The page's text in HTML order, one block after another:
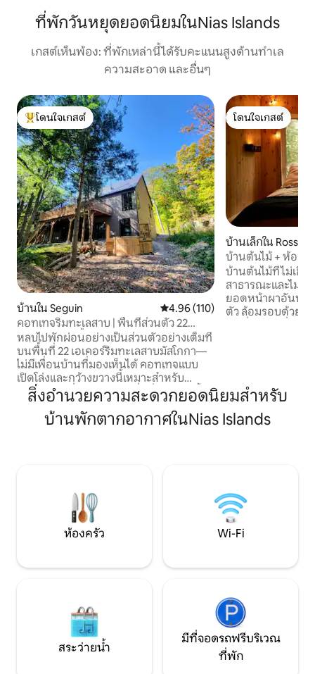
ที่พักวันหยุดยอดนิยมในNias Islands
เกสต์เห็นพ้อง: ที่พักเหล่านี้ได้รับคะแนนสูงด้านทำเล
ความสะอาด และอื่นๆ
โดนใจเกสต์ที่สุด
โดนใจเกสต์
บ้านใน Seguin คะแนนเฉลี่ย 4.96 จาก 5, 110 รีวิว
4.96 (110)
คอทเทจริมทะเลสาบ | พื้นที่ส่วนตัว 22
เอเคอร์ | อ่างน้ำร้อน
หลบไปพักผ่อนอย่างเป็นส่วนตัวอย่างเต็มที่
บนพื้นที่ 22 เอเคอร์ริมทะเลสาบมัสโกกา—
ไม่มีเพื่อนบ้านที่มองเห็นได้ คอทเทจแบบ
เปิดโล่งและกว้างขวางนี้เหมาะสำหรับ
ครอบครัว เพื่อน และคู่รัก ดื่มด่ำกับอ่างน้ำ
ร้อนทำจากไม้ซีดาร์ พายเรือคายัคหรือเรือ
แคนู หรือผ่อนคลายบนท่าเรือส่วนตัวที่มี
พื้นที่ออกกำลังกาย สิ่งอำนวยความสะดวก
ที่เหมาะสำหรับเด็ก และอินเทอร์เน็ต
Starlink ที่รวดเร็ว
โดนใจเกสต์
โดนใจเกสต์
บ้านเล็กใน
บ้านต้นไม้ + ห้องอ
บ้านต้นไม้ที่ไม่เชื่อ
สาธารณะและไม่เ
ยอดหน้าผาอันน่า
ตัว ล้อมรอบด้วยป่
แค่ดื่มด่ำกับวิวที่เงี
เยือน ให้มารวมตัว
มาร์ชเมลโลว์ ผ่อน
สิ่งอำนวยความสะดวกยอดนิยมสำหรับ
บ้านพักตากอากาศในNias Islands
ห้องครัว Wi-Fi
สระว่ายน้ำ
มีที่จอดรถฟรีบริเวณ
ที่พัก